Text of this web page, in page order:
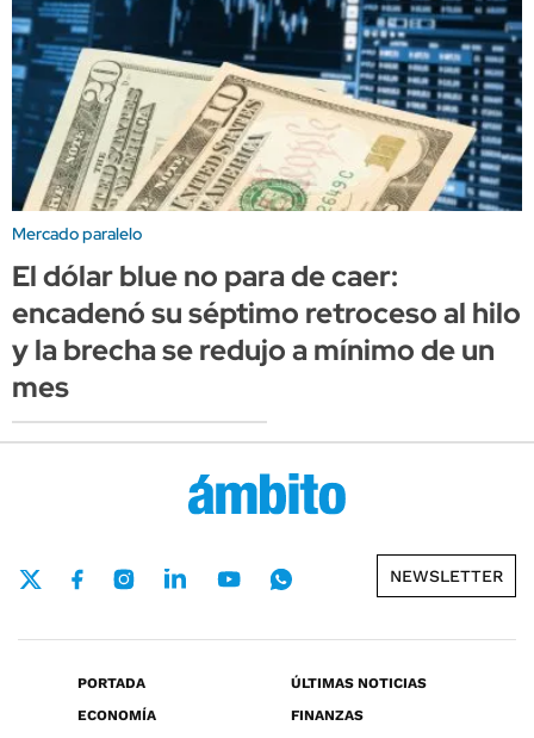
Mercado paralelo
El dólar blue no para de caer:
encadenó su séptimo retroceso al hilo
y la brecha se redujo a mínimo de un
mes
NEWSLETTER
PORTADA
ÚLTIMAS NOTICIAS
ECONOMÍA
FINANZAS